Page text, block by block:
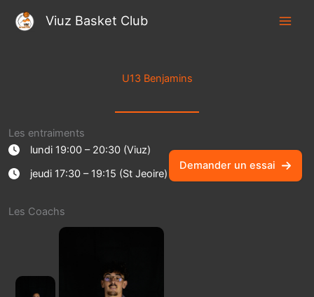
Viuz Basket Club
U13 Benjamins
Les entraiments
lundi 19:00 – 20:30 (Viuz)
jeudi 17:30 – 19:15 (St Jeoire)
Demander un essai
Les Coachs